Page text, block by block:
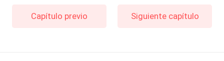
Capítulo previo Siguiente capítulo